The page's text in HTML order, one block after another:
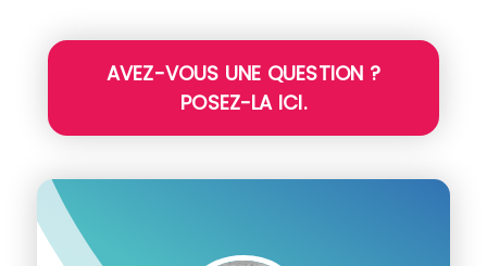
AVEZ-VOUS UNE QUESTION ?
POSEZ-LA ICI.